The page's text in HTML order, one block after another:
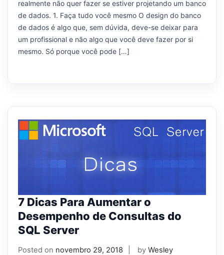
realmente não quer fazer se estiver projetando um banco
de dados. 1. Faça tudo você mesmo O design do banco
de dados é algo que, sem dúvida, deve-se deixar para
um profissional e não algo que você deve fazer por si
mesmo. Só porque você pode […]
7 Dicas Para Aumentar o
Desempenho de Consultas do
SQL Server
Posted on novembro 29, 2018 by Wesley